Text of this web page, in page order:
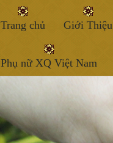
Trang chủ Giới Thiệu
Phụ nữ XQ Việt Nam